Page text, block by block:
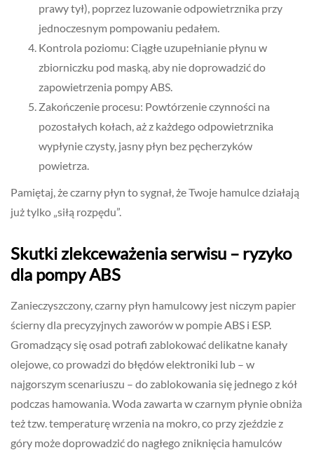
prawy tył), poprzez luzowanie odpowietrznika przy
jednoczesnym pompowaniu pedałem.
Kontrola poziomu: Ciągłe uzupełnianie płynu w
zbiorniczku pod maską, aby nie doprowadzić do
zapowietrzenia pompy ABS.
Zakończenie procesu: Powtórzenie czynności na
pozostałych kołach, aż z każdego odpowietrznika
wypłynie czysty, jasny płyn bez pęcherzyków
powietrza.
Pamiętaj, że czarny płyn to sygnał, że Twoje hamulce działają
już tylko „siłą rozpędu”.
Skutki zlekceważenia serwisu – ryzyko
dla pompy ABS
Zanieczyszczony, czarny płyn hamulcowy jest niczym papier
ścierny dla precyzyjnych zaworów w pompie ABS i ESP.
Gromadzący się osad potrafi zablokować delikatne kanały
olejowe, co prowadzi do błędów elektroniki lub – w
najgorszym scenariuszu – do zablokowania się jednego z kół
podczas hamowania. Woda zawarta w czarnym płynie obniża
też tzw. temperaturę wrzenia na mokro, co przy zjeździe z
góry może doprowadzić do nagłego zniknięcia hamulców